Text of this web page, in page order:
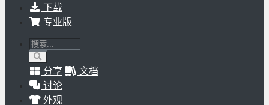
下载
专业版
分享
文档
讨论
外观